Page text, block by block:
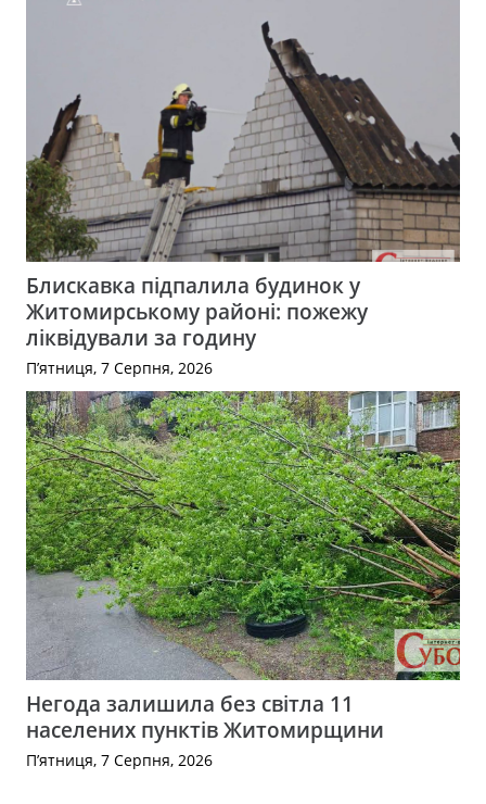
Блискавка підпалила будинок у
Житомирському районі: пожежу
ліквідували за годину
П’ятниця, 7 Серпня, 2026
Негода залишила без світла 11
населених пунктів Житомирщини
П’ятниця, 7 Серпня, 2026